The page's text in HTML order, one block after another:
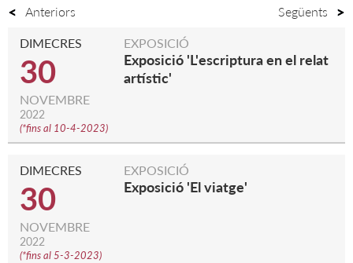
Anteriors Següents
DIMECRES
30
NOVEMBRE
2022
(*fins al 10-4-2023)
EXPOSICIÓ
Exposició 'L'escriptura en el relat
artístic'
DIMECRES
30
NOVEMBRE
2022
(*fins al 5-3-2023)
EXPOSICIÓ
Exposició 'El viatge'